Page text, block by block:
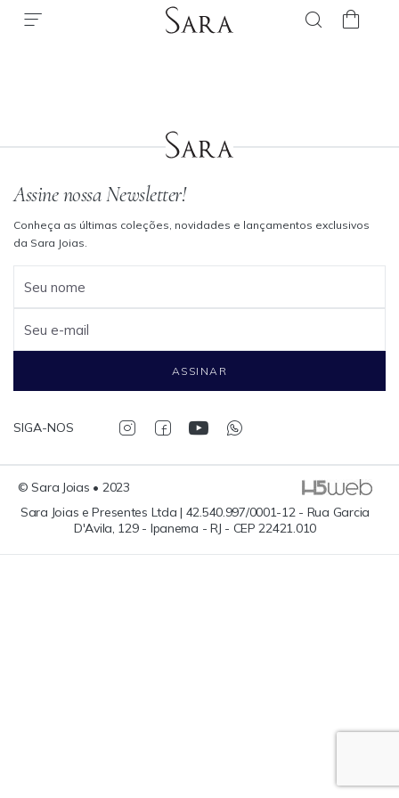
Assine nossa Newsletter!
Conheça as últimas coleções, novidades e lançamentos exclusivos
da Sara Joias.
Seu nome
Seu e-mail
ASSINAR
SIGA-NOS
© Sara Joias • 2023
Sara Joias e Presentes Ltda | 42.540.997/0001-12 - Rua Garcia
D'Avila, 129 - Ipanema - RJ - CEP 22421.010